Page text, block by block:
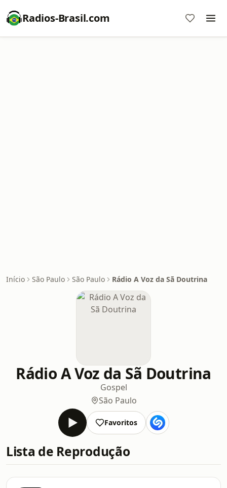
Radios-Brasil.com
Início São Paulo São Paulo Rádio A Voz da Sã Doutrina
Rádio A Voz da Sã Doutrina
Gospel
São Paulo
Favoritos
Lista de Reprodução